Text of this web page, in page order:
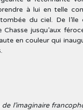
à lui en telle
du ciel. De l’île
jusqu’aux
en couleur qui
l’imaginaire